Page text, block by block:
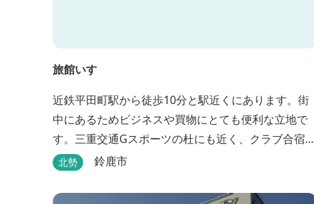
旅館いすゞ
近鉄平田町駅から徒歩10分と駅近くにあります。街
中にあるためビジネスや買物にとても便利な立地で
す。三重交通Gスポーツの杜にも近く、クラブ合宿な
どに最適です。
北勢 鈴鹿市